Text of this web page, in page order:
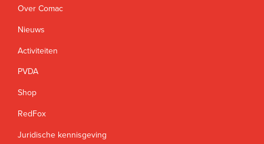
Over Comac
Nieuws
Activiteiten
PVDA
Shop
RedFox
Juridische kennisgeving